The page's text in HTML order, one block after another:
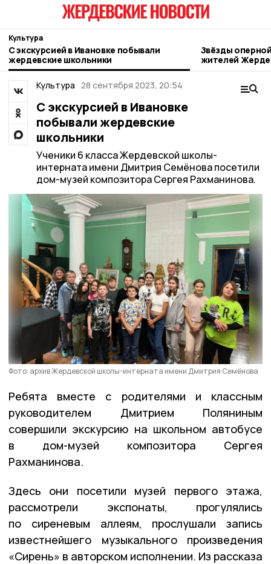
Культура
С экскурсией в Ивановке побывали
жердевские школьники
Звёзды
жителей
Культура 28 сентября 2023, 20:54
С экскурсией в Ивановке
побывали жердевские
школьники
Ученики 6 класса Жердевской школы-
интерната имени Дмитрия Семëнова посетили
дом-музей композитора Сергея Рахманинова.
Фото: архив Жердевской школы-интерната имени Дмитрия Семëнова
Ребята вместе с родителями и классным
руководителем Дмитрием Поляниным
совершили экскурсию на школьном автобусе
в дом-музей композитора Сергея
Рахманинова.
Здесь они посетили музей первого этажа,
рассмотрели экспонаты, прогулялись
по сиреневым аллеям, прослушали запись
известнейшего музыкального произведения
«Сирень» в авторском исполнении. Из рассказа